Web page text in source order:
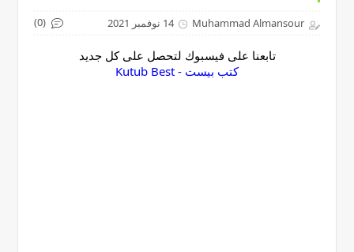
Muhammad Almansour 14 نوفمبر 2021 (0)
تابعنا على فيسبوك لتحصل على كل جديد
‏كتب بيست - Kutub Best‏